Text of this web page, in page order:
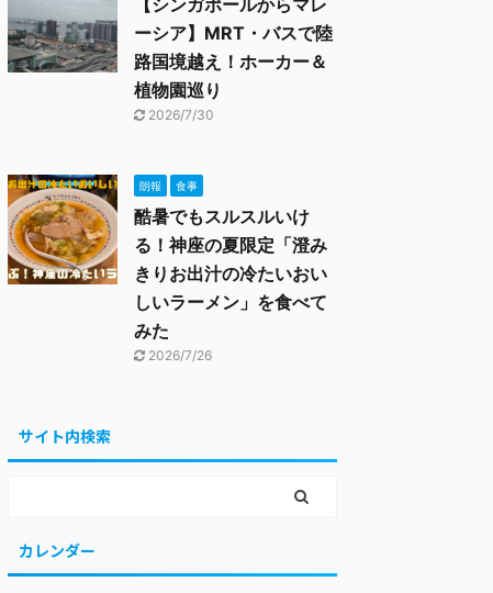
【シンガポールからマレ
ーシア】MRT・バスで陸
路国境越え！ホーカー＆
植物園巡り
2026/7/30
朗報 食事
酷暑でもスルスルいけ
る！神座の夏限定「澄み
きりお出汁の冷たいおい
しいラーメン」を食べて
みた
2026/7/26
サイト内検索
カレンダー